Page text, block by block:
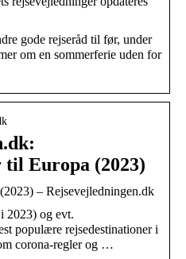
gode rejseråd til før, under
om en sommerferie uden for
til Europa (2023)
– Rejsevejledningen.dk
2023) og evt.
populære rejsedestinationer i
corona-regler og …